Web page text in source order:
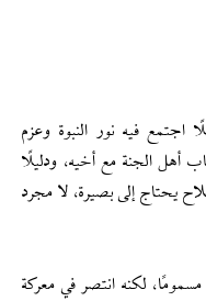
اجتمع فيه نور النبوة وعزم
أهل الجنة مع أخيه، ودليلًا
يحتاج إلى بصيرة، لا مجرد
لكنه انتصر في معركة